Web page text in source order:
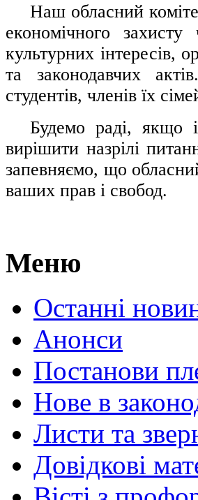
Наш обласний
економічного
культурних інтересів,
та законодавчих
студентів, членів їх
Будемо раді, якщо
вирішити назрілі
запевняємо, що
ваших прав і свобод.
Меню
Останні
Анонси
Постанови
Нове в
Листи та
Довідкові